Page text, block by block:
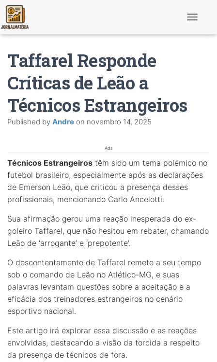
Taffarel Responde
Críticas de Leão a
Técnicos Estrangeiros
Published by Andre on novembro 14, 2025
Ads
Técnicos Estrangeiros têm sido um tema polêmico no
futebol brasileiro, especialmente após as declarações
de Emerson Leão, que criticou a presença desses
profissionais, mencionando Carlo Ancelotti.
Sua afirmação gerou uma reação inesperada do ex-
goleiro Taffarel, que não hesitou em rebater, chamando
Leão de ‘arrogante’ e ‘prepotente’.
O descontentamento de Taffarel remete a seu tempo
sob o comando de Leão no Atlético-MG, e suas
palavras levantam questões sobre a aceitação e a
eficácia dos treinadores estrangeiros no cenário
esportivo nacional.
Este artigo irá explorar essa discussão e as reações
envolvidas, destacando a visão da torcida a respeito
da presença de técnicos de fora.